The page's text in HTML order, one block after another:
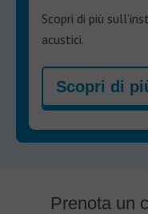
Scopri di più
acustici.
Scopri di
Prenota un